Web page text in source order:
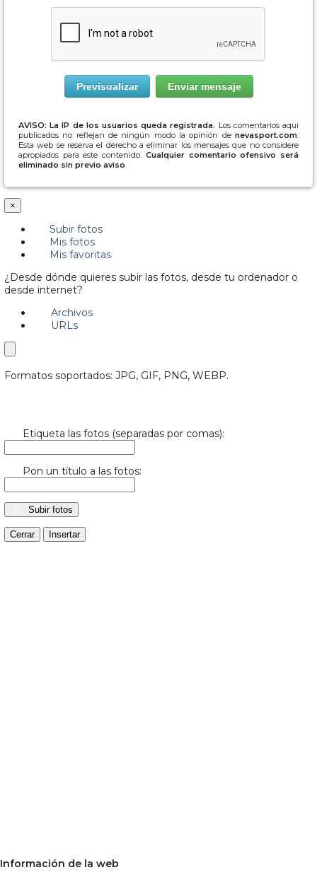
AVISO: La IP de los usuarios queda registrada. Los comentarios aquí
publicados no reflejan de ningún modo la opinión de nevasport.com.
Esta web se reserva el derecho a eliminar los mensajes que no considere
apropiados para este contenido. Cualquier comentario ofensivo será
eliminado sin previo aviso.
×
Subir fotos
Mis fotos
Mis favoritas
¿Desde dónde quieres subir las fotos, desde tu ordenador o
desde internet?
Archivos
URLs
Formatos soportados: JPG, GIF, PNG, WEBP.
Etiqueta las fotos (separadas por comas):
Pon un título a las fotos:
Subir fotos
Cerrar Insertar
Información de la web